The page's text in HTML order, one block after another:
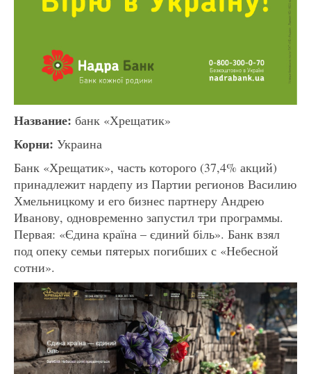
Название: банк «Хрещатик»
Корни: Украина
Банк «Хрещатик», часть которого (37,4% акций)
принадлежит нардепу из Партии регионов Василию
Хмельницкому и его бизнес партнеру Андрею
Иванову, одновременно запустил три программы.
Первая: «Єдина країна – єдиний біль». Банк взял
под опеку семьи пятерых погибших с «Небесной
сотни».